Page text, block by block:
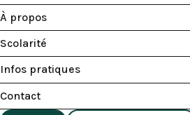
À propos
Scolarité
Infos pratiques
Contact